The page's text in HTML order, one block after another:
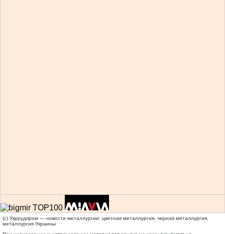
(c) Укррудпром — новости металлургии: цветная металлургия, черная металлургия,
металлургия Украины